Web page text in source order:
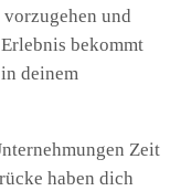
und
bekommt
deinem
Zeit
haben dich